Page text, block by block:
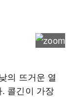
의 뜨거운 열
콜긴이 가장